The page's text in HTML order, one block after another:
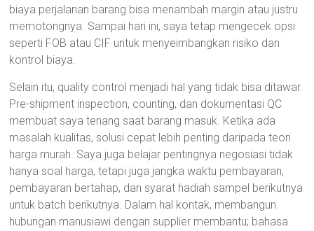
biaya perjalanan barang bisa menambah margin atau justru
memotongnya. Sampai hari ini, saya tetap mengecek opsi
seperti FOB atau CIF untuk menyeimbangkan risiko dan
kontrol biaya.
Selain itu, quality control menjadi hal yang tidak bisa ditawar.
Pre-shipment inspection, counting, dan dokumentasi QC
membuat saya tenang saat barang masuk. Ketika ada
masalah kualitas, solusi cepat lebih penting daripada teori
harga murah. Saya juga belajar pentingnya negosiasi tidak
hanya soal harga, tetapi juga jangka waktu pembayaran,
pembayaran bertahap, dan syarat hadiah sampel berikutnya
untuk batch berikutnya. Dalam hal kontak, membangun
hubungan manusiawi dengan supplier membantu; bahasa